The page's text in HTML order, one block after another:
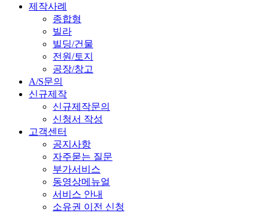
제작사례
종합형
빌라
빌딩/건물
전원/토지
공장/창고
A/S문의
신규제작
신규제작문의
신청서 작성
고객센터
공지사항
자주묻는 질문
부가서비스
동영상메뉴얼
서비스 안내
소유권 이전 신청